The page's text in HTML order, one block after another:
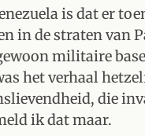
is dat er
in de straten van
militaire
het verhaal
die
ik dat maar.